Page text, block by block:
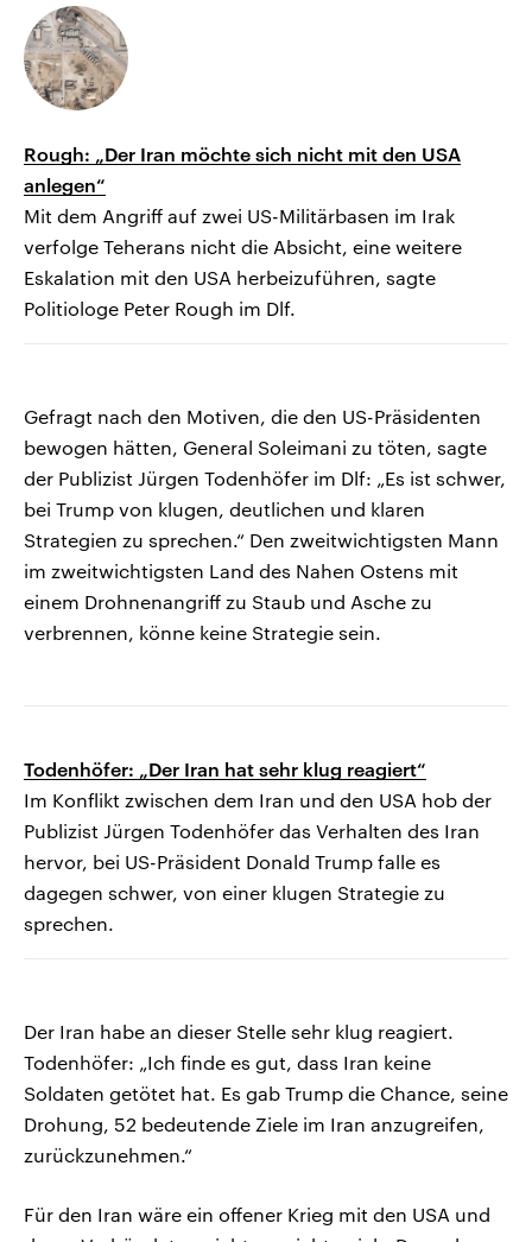
Rough: „Der Iran möchte sich nicht mit den USA
anlegen“
Mit dem Angriff auf zwei US-Militärbasen im Irak
verfolge Teherans nicht die Absicht, eine weitere
Eskalation mit den USA herbeizuführen, sagte
Politiologe Peter Rough im Dlf.
Gefragt nach den Motiven, die den US-Präsidenten
bewogen hätten, General Soleimani zu töten, sagte
der Publizist Jürgen Todenhöfer im Dlf: „Es ist schwer,
bei Trump von klugen, deutlichen und klaren
Strategien zu sprechen.“ Den zweitwichtigsten Mann
im zweitwichtigsten Land des Nahen Ostens mit
einem Drohnenangriff zu Staub und Asche zu
verbrennen, könne keine Strategie sein.
Todenhöfer: „Der Iran hat sehr klug reagiert“
Im Konflikt zwischen dem Iran und den USA hob der
Publizist Jürgen Todenhöfer das Verhalten des Iran
hervor, bei US-Präsident Donald Trump falle es
dagegen schwer, von einer klugen Strategie zu
sprechen.
Der Iran habe an dieser Stelle sehr klug reagiert.
Todenhöfer: „Ich finde es gut, dass Iran keine
Soldaten getötet hat. Es gab Trump die Chance, seine
Drohung, 52 bedeutende Ziele im Iran anzugreifen,
zurückzunehmen.“
Für den Iran wäre ein offener Krieg mit den USA und